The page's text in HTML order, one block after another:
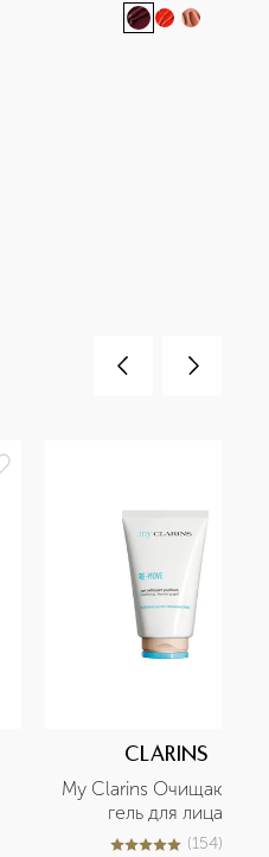
CLARINS
My Clarins Очищающий
гель для лица
5из 5154 (154)